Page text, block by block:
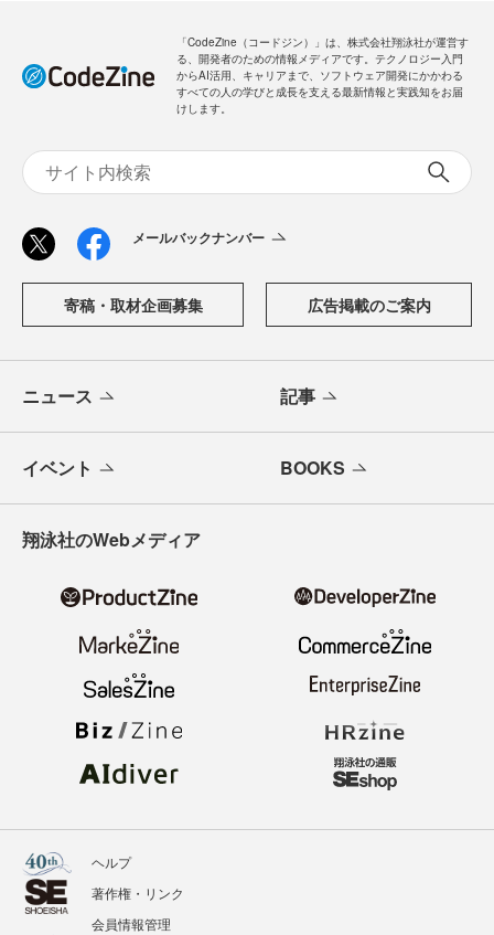
「CodeZine（コードジン）」は、株式会社翔泳社が運営す
る、開発者のための情報メディアです。テクノロジー入門
からAI活用、キャリアまで、ソフトウェア開発にかかわる
すべての人の学びと成長を支える最新情報と実践知をお届
けします。
メールバックナンバー
寄稿・取材企画募集 広告掲載のご案内
ニュース 記事
イベント BOOKS
翔泳社のWebメディア
ヘルプ
著作権・リンク
会員情報管理